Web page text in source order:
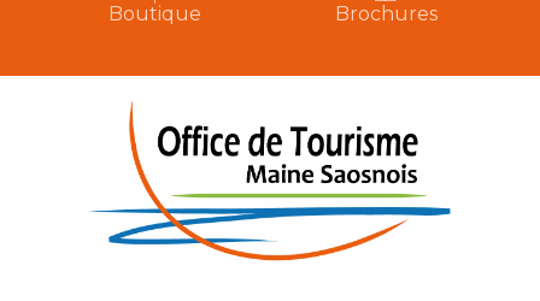
Boutique Brochures